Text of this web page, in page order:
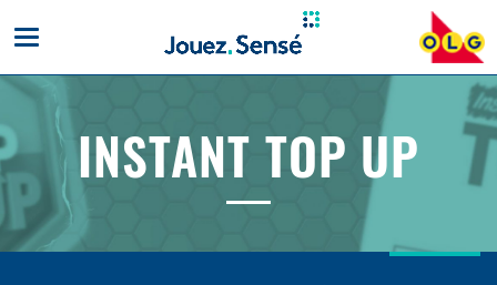
INSTANT TOP UP
INSTANT